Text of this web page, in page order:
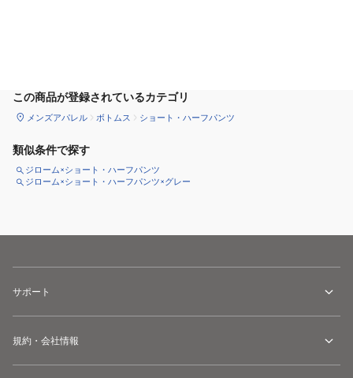
この商品が登録されているカテゴリ
メンズアパレル ボトムス ショート・ハーフパンツ
類似条件で探す
ジローム×ショート・ハーフパンツ
ジローム×ショート・ハーフパンツ×グレー
サポート
規約・会社情報